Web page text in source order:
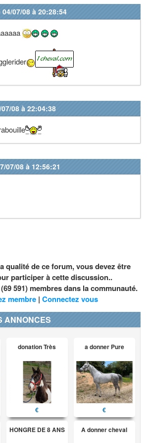
04/07/08 à 20:28:54
08 à 22:04:38
07/08 à 12:56:21
qualité de ce forum, vous devez être
participer à cette discussion..
591) membres dans la communauté.
membre | Connectez vous
ANNONCES
donation Très
€
a donner Pure
€
HONGRE DE 8 ANS A donner cheval